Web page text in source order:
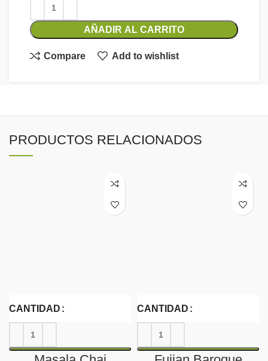
AÑADIR AL CARRITO
Compare Add to wishlist
PRODUCTOS RELACIONADOS
CANTIDAD CANTIDAD